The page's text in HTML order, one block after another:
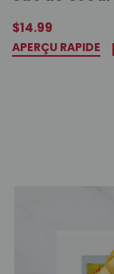
$14.99
APERÇU RAPIDE